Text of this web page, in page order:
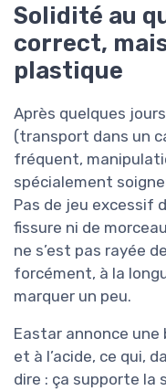
Solidité au
correct,
plastique
Après quelques
(transport dans un
fréquent,
spécialement
Pas de jeu excessif
fissure ni de
ne s’est pas rayée
forcément, à la
marquer un peu.
Eastar annonce une
et à l’acide, ce qui,
dire : ça supporte la